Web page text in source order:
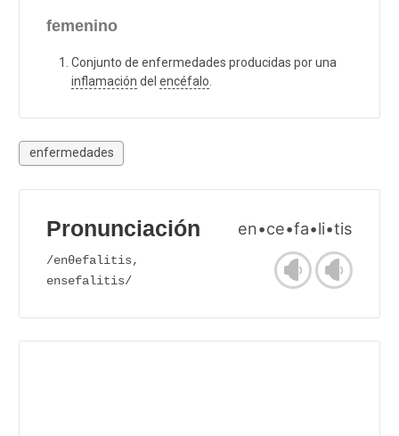
femenino
Conjunto de enfermedades producidas por una
inflamación del encéfalo
enfermedades
Pronunciación en•ce•fa•li•tis
/enθefalitis,
ensefalitis/